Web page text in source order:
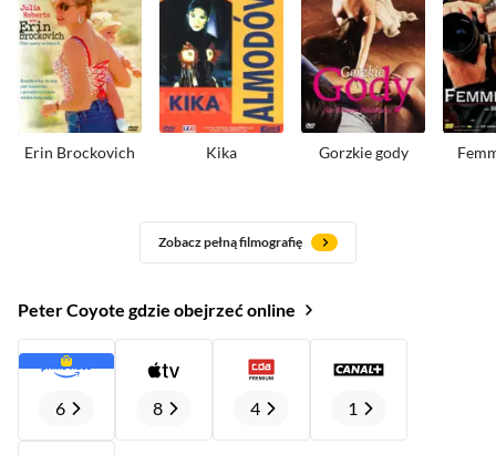
Erin Brockovich Kika Gorzkie gody
Zobacz pełną filmografię
Peter Coyote gdzie obejrzeć online
6 8 4 1